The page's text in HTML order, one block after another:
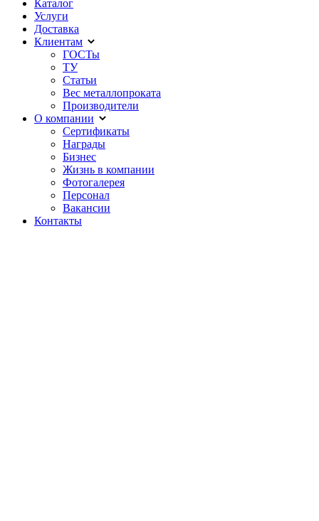
Каталог
Услуги
Доставка
Клиентам
ГОСТы
ТУ
Статьи
Вес металлопроката
Производители
О компании
Сертификаты
Награды
Бизнес
Жизнь в компании
Фотогалерея
Персонал
Вакансии
Контакты